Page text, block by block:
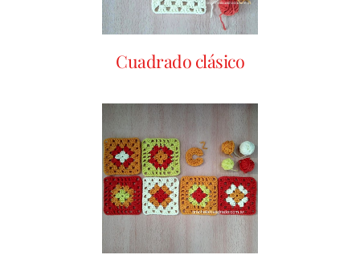
Cuadrado clásico